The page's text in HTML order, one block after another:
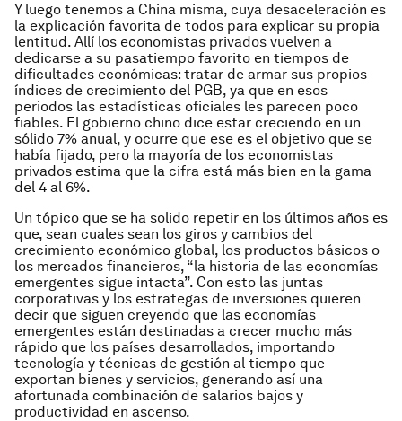
Y luego tenemos a China misma, cuya desaceleración es
la explicación favorita de todos para explicar su propia
lentitud. Allí los economistas privados vuelven a
dedicarse a su pasatiempo favorito en tiempos de
dificultades económicas: tratar de armar sus propios
índices de crecimiento del PGB, ya que en esos
periodos las estadísticas oficiales les parecen poco
fiables. El gobierno chino dice estar creciendo en un
sólido 7% anual, y ocurre que ese es el objetivo que se
había fijado, pero la mayoría de los economistas
privados estima que la cifra está más bien en la gama
del 4 al 6%.
Un tópico que se ha solido repetir en los últimos años es
que, sean cuales sean los giros y cambios del
crecimiento económico global, los productos básicos o
los mercados financieros, “la historia de las economías
emergentes sigue intacta”. Con esto las juntas
corporativas y los estrategas de inversiones quieren
decir que siguen creyendo que las economías
emergentes están destinadas a crecer mucho más
rápido que los países desarrollados, importando
tecnología y técnicas de gestión al tiempo que
exportan bienes y servicios, generando así una
afortunada combinación de salarios bajos y
productividad en ascenso.